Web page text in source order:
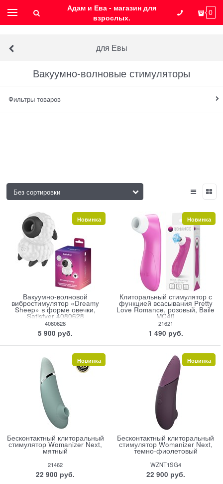
Адам и Ева - магазин для
взрослых.
0
для Евы
Вакуумно-волновые стимуляторы
Фильтры товаров
Вакуумно-волновой
вибростимулятор «Dreamy
Sheep» в форме овечки,
Satisfyer 4080628
4080628
5 900 руб.
Новинка
Клиторальный стимулятор с
функцией всасывания Pretty
Love Romance, розовый, Baile
MC40
21621
1 490 руб.
Новинка
Бесконтактный клиторальный
стимулятор Womanizer Next,
мятный
21462
22 900 руб.
Новинка
Бесконтактный клиторальный
стимулятор Womanizer Next,
темно-фиолетовый
WZNT1SG4
22 900 руб.
Новинка